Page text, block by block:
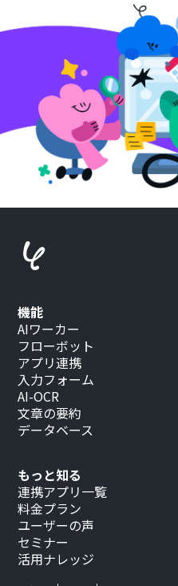
もっと知る
連携アプリ一覧
料金プラン
ユーザーの声
セミナー
活用ナレッジ
機能
AIワーカー
フローボット
アプリ連携
入力フォーム
AI-OCR
文章の要約
データベース